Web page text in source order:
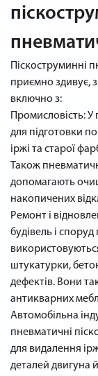
Піскоструминні
приємно здивує,
включно з:
Промисловість:
для підготовки
іржі та старої
Також
допомагають
накопичених
Ремонт і
будівель і
штукатурки,
дефектів. Вони
антикварних
Автомобільна
пневматичні
для видалення
деталей двигуна